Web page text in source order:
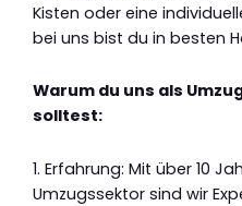
Kisten oder eine
bei uns bist du in besten
Warum du uns als
solltest:
1. Erfahrung: Mit über 10
Umzugssektor sind wir